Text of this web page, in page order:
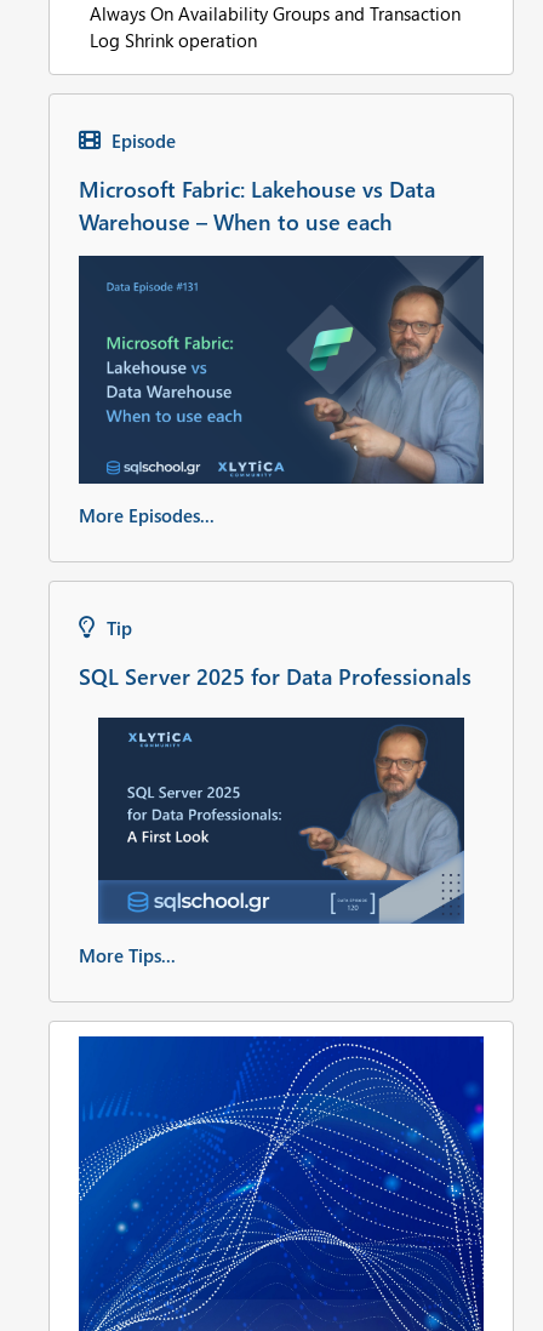
Always On Availability Groups and Transaction
Log Shrink operation
Episode
Microsoft Fabric: Lakehouse vs Data
Warehouse – When to use each
More Episodes...
Tip
SQL Server 2025 for Data Professionals
More Tips...